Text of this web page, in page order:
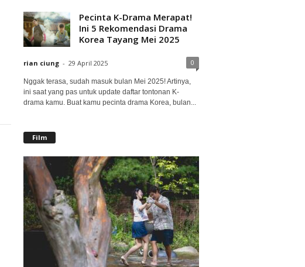
Pecinta K-Drama Merapat!
Ini 5 Rekomendasi Drama
Korea Tayang Mei 2025
rian ciung - 29 April 2025 0
Nggak terasa, sudah masuk bulan Mei 2025! Artinya,
ini saat yang pas untuk update daftar tontonan K-
drama kamu. Buat kamu pecinta drama Korea, bulan...
Film